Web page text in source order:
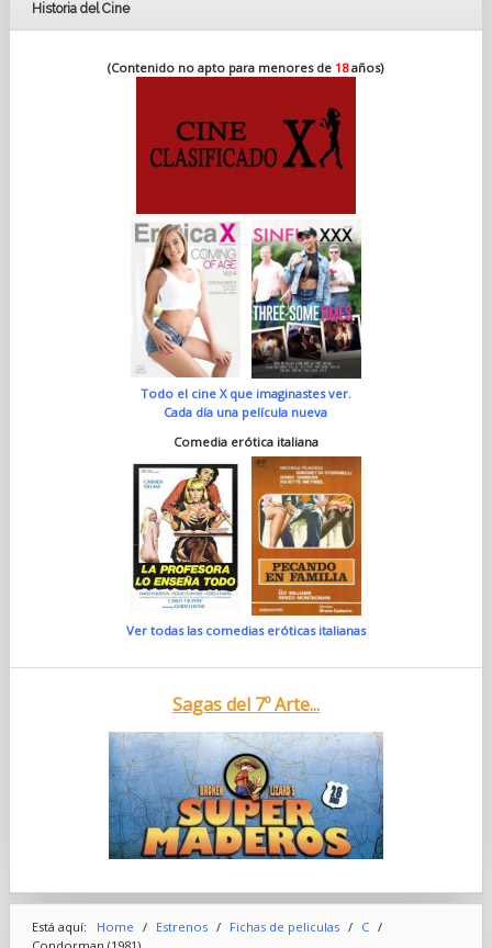
Historia del Cine
(Contenido no apto para menores de 18años)
Todo el cine X que imaginastes ver.
Cada día una película nueva
Comedia erótica italiana
Ver todas las comedias eróticas italianas
Sagas del 7º Arte...
Está aquí: Home / Estrenos / Fichas de peliculas / C /